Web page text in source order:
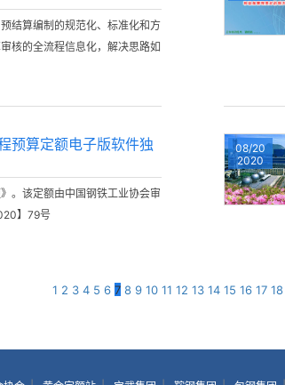
结算编制的规范化、标准化和方
核的全流程信息化，解决思路如
预算定额电子版软件独
。该定额由中国钢铁工业协会审
】79号
08/20
2020
1 2 3 4 5 6 7 8 9 10 11 12 13 14 15 16 17 18